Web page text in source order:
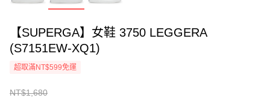
【SUPERGA】女鞋 3750 LEGGERA
(S7151EW-XQ1)
超取滿NT$599免運
NT$1,680